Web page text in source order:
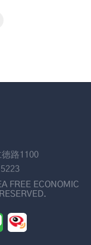
路1100
FREE ECONOMIC